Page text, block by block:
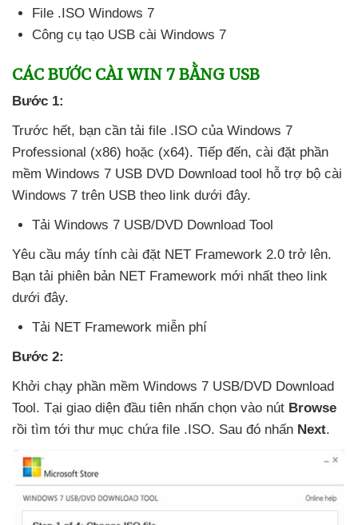
File .ISO Windows 7
Công cụ tạo USB cài Windows 7
CÁC BƯỚC CÀI WIN 7 BẰNG USB
Bước 1:
Trước hết, bạn cần tải file .ISO của Windows 7
Professional (x86) hoặc (x64). Tiếp đến, cài đặt phần
mềm Windows 7 USB DVD Download tool hỗ trợ bộ cài
Windows 7 trên USB theo link dưới đây.
Tải Windows 7 USB/DVD Download Tool
Yêu cầu máy tính cài đặt NET Framework 2.0 trở lên.
Bạn tải phiên bản NET Framework mới nhất theo link
dưới đây.
Tải NET Framework miễn phí
Bước 2:
Khởi chạy phần mềm Windows 7 USB/DVD Download
Tool. Tại giao diện đầu tiên nhấn chọn vào nút Browse
rồi tìm tới thư mục chứa file .ISO. Sau đó nhấn Next.